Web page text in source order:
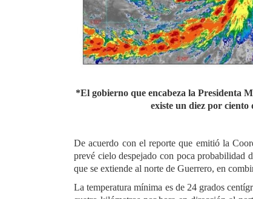
*El gobierno que encabeza la Presidenta
existe un diez por
De acuerdo con el reporte que emitió la
prevé cielo despejado con poca probabilidad
que se extiende al norte de Guerrero, en
La temperatura mínima es de 24 grados